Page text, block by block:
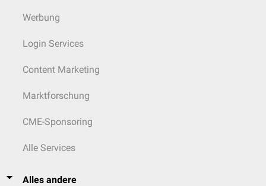
Werbung
Login Services
Content Marketing
Marktforschung
CME-Sponsoring
Alle Services
Alles andere